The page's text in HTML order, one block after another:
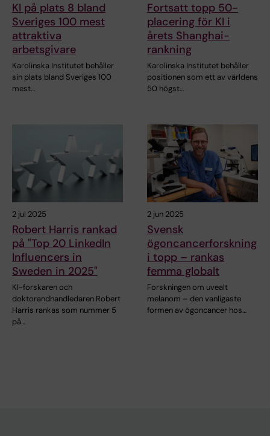
KI på plats 8 bland
Sveriges 100 mest
attraktiva
arbetsgivare
Karolinska Institutet behåller
sin plats bland Sveriges 100
mest…
Fortsatt topp 50-
placering för KI i
årets Shanghai-
rankning
Karolinska Institutet behåller
positionen som ett av världens
50 högst…
2 jul 2025
Robert Harris rankad
på "Top 20 LinkedIn
Influencers in
Sweden in 2025"
KI-forskaren och
doktorandhandledaren Robert
Harris rankas som nummer 5
på…
2 jun 2025
Svensk
ögoncancerforskning
i topp – rankas
femma globalt
Forskningen om uvealt
melanom – den vanligaste
formen av ögoncancer hos…